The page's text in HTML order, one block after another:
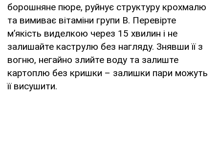
борошняне пюре, руйнує структуру крохмалю
та вимиває вітаміни групи В. Перевірте
м’якість виделкою через 15 хвилин і не
залишайте каструлю без нагляду. Знявши її з
вогню, негайно злийте воду та залиште
картоплю без кришки – залишки пари можуть
її висушити.